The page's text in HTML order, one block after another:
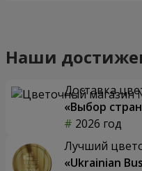
Наши
Доставка
«Выбор
2026 год
Лучший
«Ukrainian